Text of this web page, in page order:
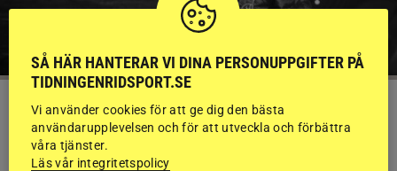
KRÖNIKA
Björn Svensson: ”Finns de hatade
grusrutorna på riktigt?”
SÅ HÄR HANTERAR VI DINA PERSONUPPGIFTER PÅ
TIDNINGENRIDSPORT.SE
Vi använder cookies för att ge dig den bästa
användarupplevelsen och för att utveckla och förbättra
våra tjänster.
Läs vår integritetspolicy